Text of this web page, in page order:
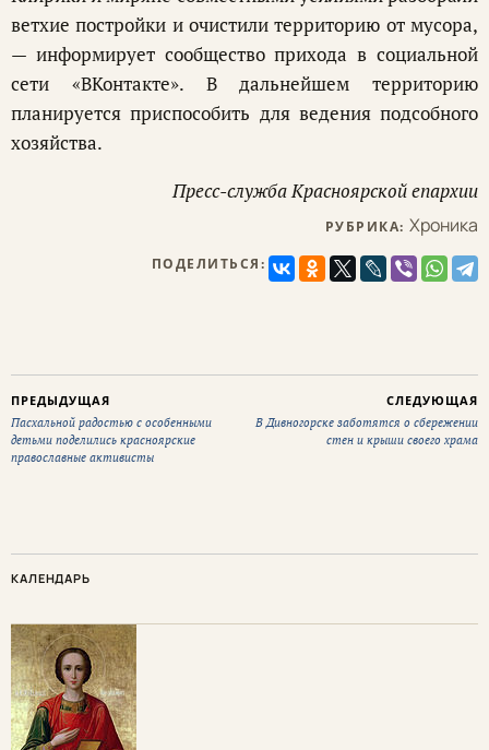
ветхие постройки и очистили территорию от мусора,
— информирует сообщество прихода в социальной
сети «ВКонтакте». В дальнейшем территорию
планируется приспособить для ведения подсобного
хозяйства.
Пресс-служба Красноярской епархии
РУБРИКА: Хроника
ПОДЕЛИТЬСЯ:
ПРЕДЫДУЩАЯ
Пасхальной радостью с особенными
детьми поделились красноярские
православные активисты
СЛЕДУЮЩАЯ
В Дивногорске заботятся о сбережении
стен и крыши своего храма
КАЛЕНДАРЬ